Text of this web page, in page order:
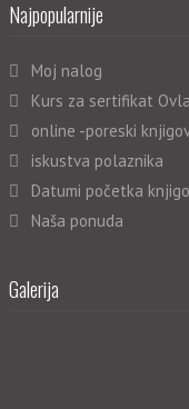
Najpopularnije
Moj nalog
Kurs za sertifikat
online -poreski
iskustva polaznika
Datumi početka
Naša ponuda
Galerija